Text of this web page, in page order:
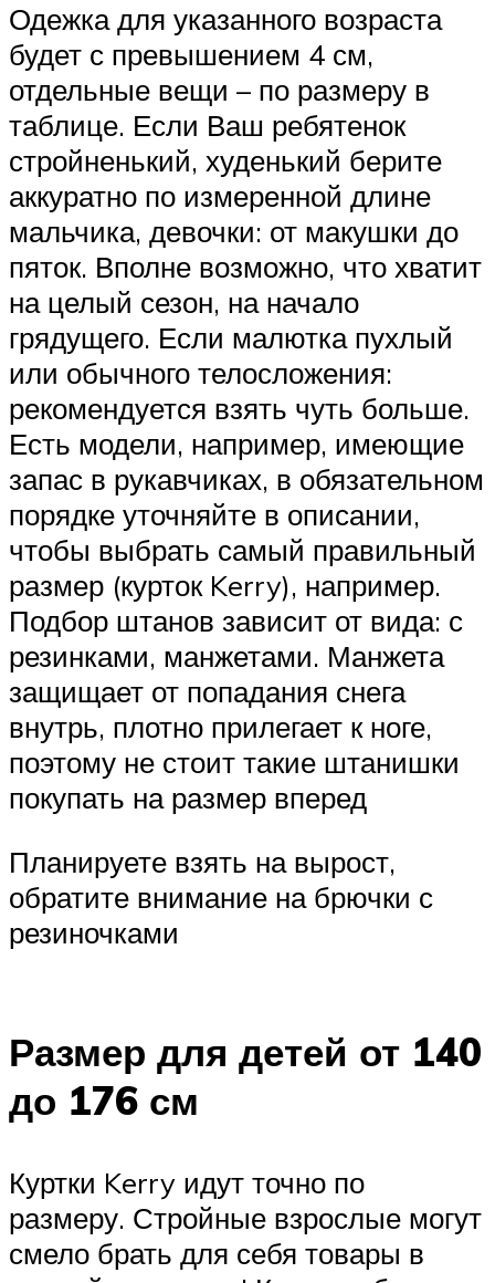
Одежка для указанного возраста
будет с превышением 4 см,
отдельные вещи – по размеру в
таблице. Если Ваш ребятенок
стройненький, худенький берите
аккуратно по измеренной длине
мальчика, девочки: от макушки до
пяток. Вполне возможно, что хватит
на целый сезон, на начало
грядущего. Если малютка пухлый
или обычного телосложения:
рекомендуется взять чуть больше.
Есть модели, например, имеющие
запас в рукавчиках, в обязательном
порядке уточняйте в описании,
чтобы выбрать самый правильный
размер (курток Kerry), например.
Подбор штанов зависит от вида: с
резинками, манжетами. Манжета
защищает от попадания снега
внутрь, плотно прилегает к ноге,
поэтому не стоит такие штанишки
покупать на размер вперед
Планируете взять на вырост,
обратите внимание на брючки с
резиночками
Размер для детей от 140
до 176 см
Куртки Kerry идут точно по
размеру. Стройные взрослые могут
смело брать для себя товары в